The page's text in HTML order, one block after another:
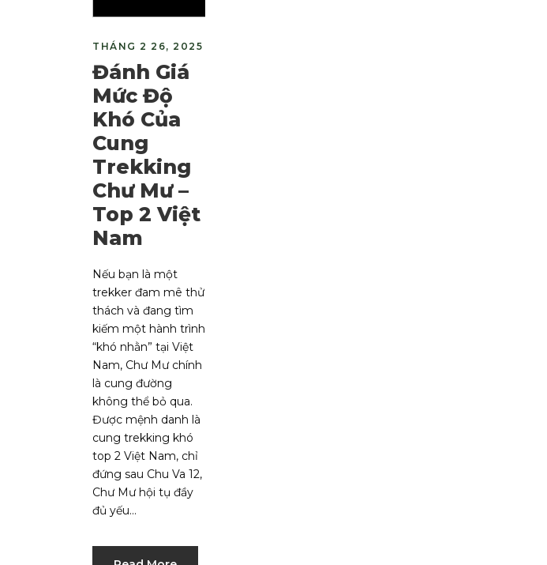
THÁNG 2 26, 2025
Đánh Giá
Mức Độ
Khó Của
Cung
Trekking
Chư Mư –
Top 2 Việt
Nam
Nếu bạn là một
trekker đam mê thử
thách và đang tìm
kiếm một hành trình
“khó nhằn” tại Việt
Nam, Chư Mư chính
là cung đường
không thể bỏ qua.
Được mệnh danh là
cung trekking khó
top 2 Việt Nam, chỉ
đứng sau Chu Va 12,
Chư Mư hội tụ đầy
đủ yếu...